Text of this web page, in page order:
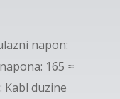
napon:
165 ≈
Kabl duzine